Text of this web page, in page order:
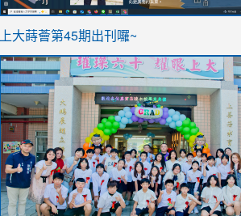
ink
https://sites.google.com/stes.tyc.edu.tw/
link
https://sites.google.com/stes.tyc.edu.tw/
上大蒔薈第45期出刊囉~